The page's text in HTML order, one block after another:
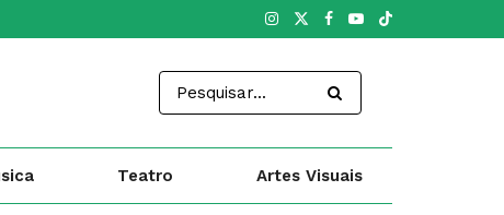
Teatro Artes Visuais